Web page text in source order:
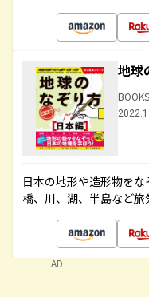
地
日本の地形や造形物を
橋、川、湖、半島など旅
AD